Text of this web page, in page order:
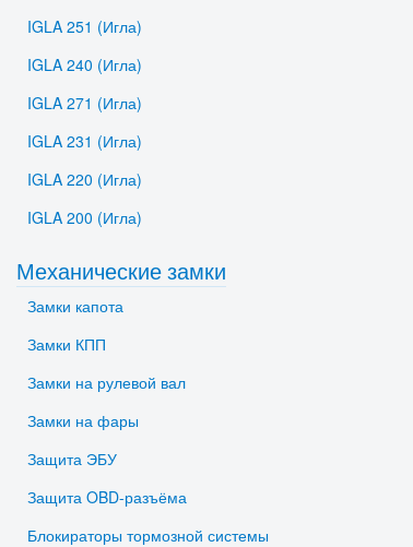
IGLA 251 (Игла)
IGLA 240 (Игла)
IGLA 271 (Игла)
IGLA 231 (Игла)
IGLA 220 (Игла)
IGLA 200 (Игла)
Механические замки
Замки капота
Замки КПП
Замки на рулевой вал
Замки на фары
Защита ЭБУ
Защита OBD-разъёма
Блокираторы тормозной системы